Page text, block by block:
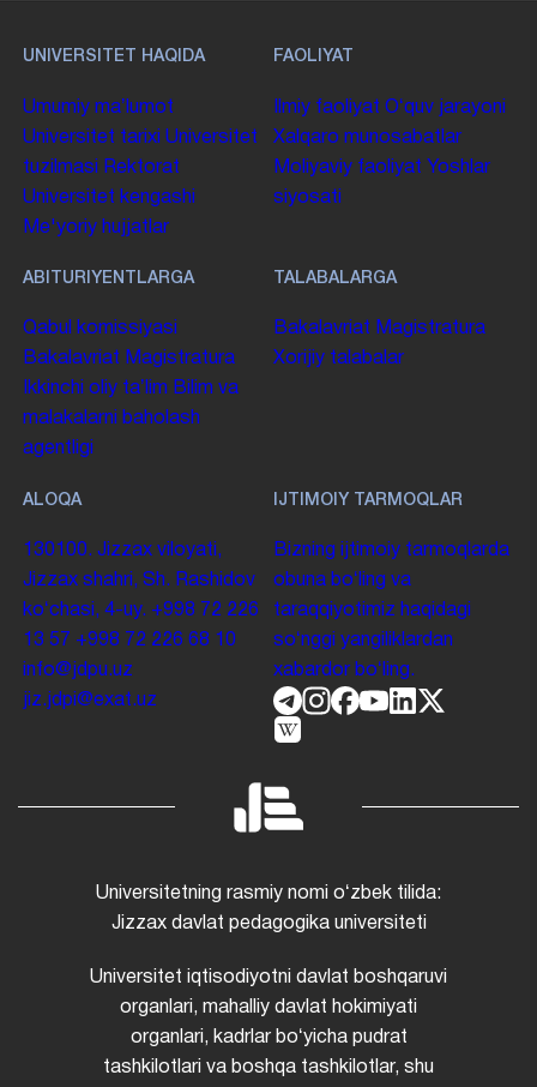
UNIVERSITET HAQIDA
Umumiy maʼlumot
Universitet tarixi Universitet
tuzilmasi Rektorat
Universitet kengashi
Me'yoriy hujjatlar
FAOLIYAT
Ilmiy faoliyat Oʻquv jarayoni
Xalqaro munosabatlar
Moliyaviy faoliyat Yoshlar
siyosati
ABITURIYENTLARGA
Qabul komissiyasi
Bakalavriat Magistratura
Ikkinchi oliy taʼlim Bilim va
malakalarni baholash
agentligi
TALABALARGA
Bakalavriat Magistratura
Xorijiy talabalar
ALOQA
130100. Jizzax viloyati,
Jizzax shahri, Sh. Rashidov
koʻchasi, 4-uy. +998 72 226
13 57 +998 72 226 68 10
info@jdpu.uz
jiz.jdpi@exat.uz
IJTIMOIY TARMOQLAR
Bizning ijtimoiy tarmoqlarda
obuna boʻling va
taraqqiyotimiz haqidagi
soʻnggi yangiliklardan
xabardor boʻling.
Universitetning rasmiy nomi oʻzbek tilida:
Jizzax davlat pedagogika universiteti
Universitet iqtisodiyotni davlat boshqaruvi
organlari, mahalliy davlat hokimiyati
organlari, kadrlar boʻyicha pudrat
tashkilotlari va boshqa tashkilotlar, shu